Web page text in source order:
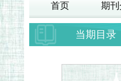
首页 期
当期目录